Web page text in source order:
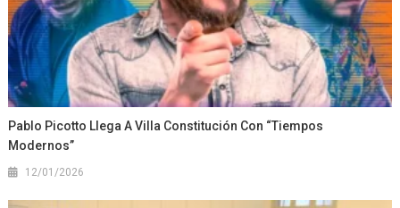
Pablo Picotto Llega A Villa Constitución Con “Tiempos
Modernos”
12/01/2026